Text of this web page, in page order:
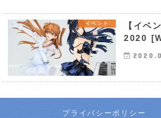
イベント
【イ
2020
プライバシーポリシー